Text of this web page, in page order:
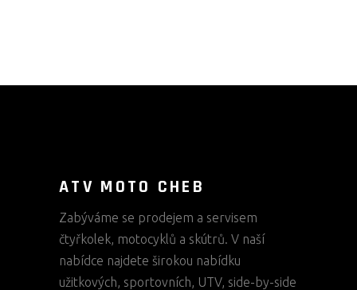
ATV MOTO CHEB
Zabýváme se prodejem a servisem
čtyřkolek, motocyklů a skútrů. V naší
nabídce najdete širokou nabídku
užitkových, sportovních, UTV, side-by-side